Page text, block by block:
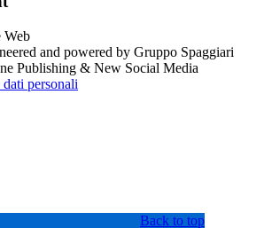
and powered by Gruppo Spaggiari
Publishing & New Social Media
personali
Back to top